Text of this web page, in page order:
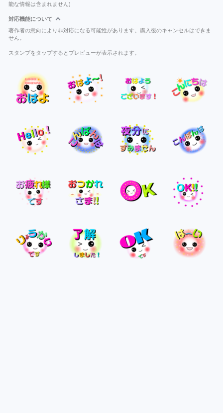
能な情報は含まれません)
対応機能について
著作者の意向により非対応になる可能性があります。購入後のキャンセルはできま
せん。
スタンプをタップするとプレビューが表示されます。